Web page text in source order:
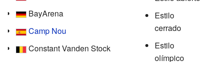
BayArena
Camp Nou
Constant Vanden Stock
Estilo
cerrado
Estilo
olímpico